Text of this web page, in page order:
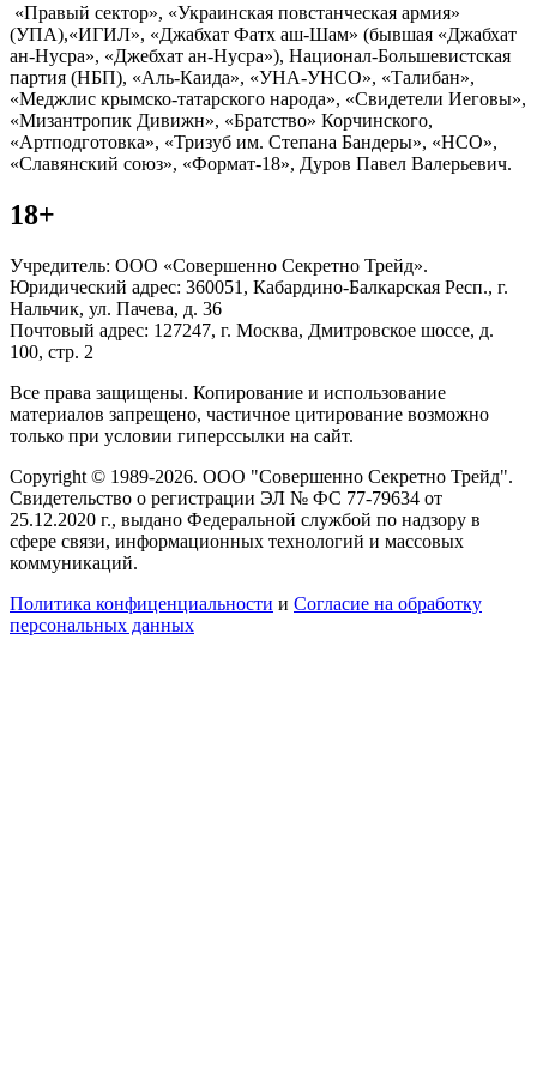
«Правый сектор», «Украинская повстанческая армия»
(УПА),«ИГИЛ», «Джабхат Фатх аш-Шам» (бывшая «Джабхат
ан-Нусра», «Джебхат ан-Нусра»), Национал-Большевистская
партия (НБП), «Аль-Каида», «УНА-УНСО», «Талибан»,
«Меджлис крымско-татарского народа», «Свидетели Иеговы»,
«Мизантропик Дивижн», «Братство» Корчинского,
«Артподготовка», «Тризуб им. Степана Бандеры», «НСО»,
«Славянский союз», «Формат-18», Дуров Павел Валерьевич.
18+
Учредитель: ООО «Совершенно Секретно Трейд».
Юридический адрес: 360051, Кабардино-Балкарская Респ., г.
Нальчик, ул. Пачева, д. 36
Почтовый адрес: 127247, г. Москва, Дмитровское шоссе, д.
100, стр. 2
Все права защищены. Копирование и использование
материалов запрещено, частичное цитирование возможно
только при условии гиперссылки на сайт.
Copyright © 1989-2026. ООО "Совершенно Секретно Трейд".
Свидетельство о регистрации ЭЛ № ФС 77-79634 от
25.12.2020 г., выдано Федеральной службой по надзору в
сфере связи, информационных технологий и массовых
коммуникаций.
Политика конфиценциальности и Согласие на обработку
персональных данных